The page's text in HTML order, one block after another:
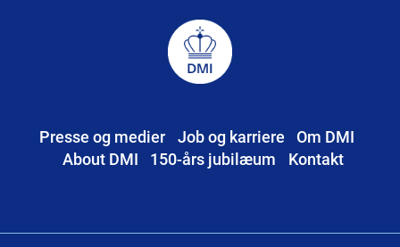
Presse og medier Job og karriere
Om DMI
About DMI
150-års jubilæum Kontakt